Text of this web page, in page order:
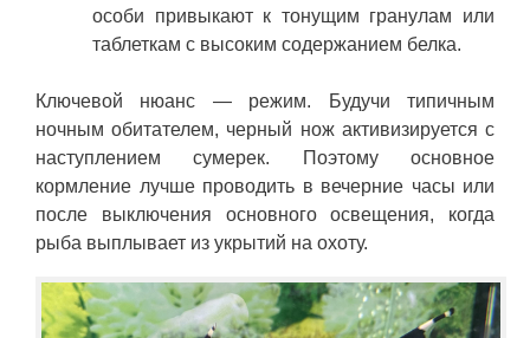
особи привыкают к тонущим гранулам или
таблеткам с высоким содержанием белка.
Ключевой нюанс — режим. Будучи типичным
ночным обитателем, черный нож активизируется с
наступлением сумерек. Поэтому основное
кормление лучше проводить в вечерние часы или
после выключения основного освещения, когда
рыба выплывает из укрытий на охоту.